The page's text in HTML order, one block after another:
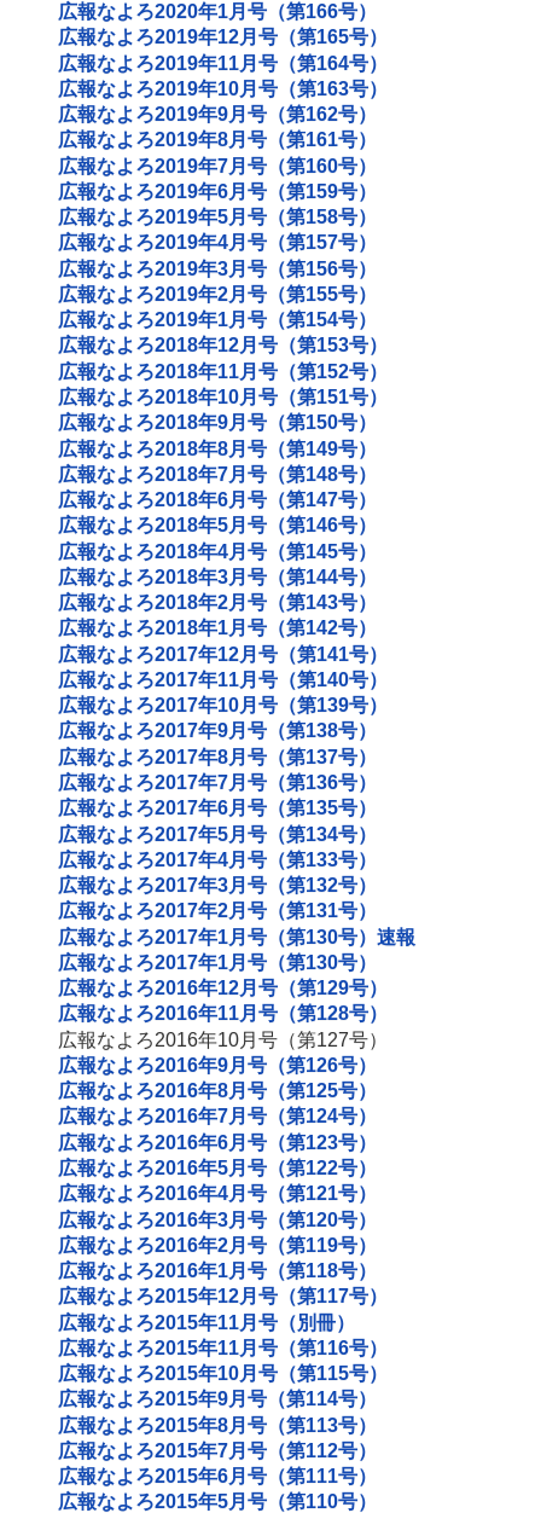
広報なよろ2020年1月号（第166号）
広報なよろ2019年12月号（第165号）
広報なよろ2019年11月号（第164号）
広報なよろ2019年10月号（第163号）
広報なよろ2019年9月号（第162号）
広報なよろ2019年8月号（第161号）
広報なよろ2019年7月号（第160号）
広報なよろ2019年6月号（第159号）
広報なよろ2019年5月号（第158号）
広報なよろ2019年4月号（第157号）
広報なよろ2019年3月号（第156号）
広報なよろ2019年2月号（第155号）
広報なよろ2019年1月号（第154号）
広報なよろ2018年12月号（第153号）
広報なよろ2018年11月号（第152号）
広報なよろ2018年10月号（第151号）
広報なよろ2018年9月号（第150号）
広報なよろ2018年8月号（第149号）
広報なよろ2018年7月号（第148号）
広報なよろ2018年6月号（第147号）
広報なよろ2018年5月号（第146号）
広報なよろ2018年4月号（第145号）
広報なよろ2018年3月号（第144号）
広報なよろ2018年2月号（第143号）
広報なよろ2018年1月号（第142号）
広報なよろ2017年12月号（第141号）
広報なよろ2017年11月号（第140号）
広報なよろ2017年10月号（第139号）
広報なよろ2017年9月号（第138号）
広報なよろ2017年8月号（第137号）
広報なよろ2017年7月号（第136号）
広報なよろ2017年6月号（第135号）
広報なよろ2017年5月号（第134号）
広報なよろ2017年4月号（第133号）
広報なよろ2017年3月号（第132号）
広報なよろ2017年2月号（第131号）
広報なよろ2017年1月号（第130号）速報
広報なよろ2017年1月号（第130号）
広報なよろ2016年12月号（第129号）
広報なよろ2016年11月号（第128号）
広報なよろ2016年10月号（第127号）
広報なよろ2016年9月号（第126号）
広報なよろ2016年8月号（第125号）
広報なよろ2016年7月号（第124号）
広報なよろ2016年6月号（第123号）
広報なよろ2016年5月号（第122号）
広報なよろ2016年4月号（第121号）
広報なよろ2016年3月号（第120号）
広報なよろ2016年2月号（第119号）
広報なよろ2016年1月号（第118号）
広報なよろ2015年12月号（第117号）
広報なよろ2015年11月号（別冊）
広報なよろ2015年11月号（第116号）
広報なよろ2015年10月号（第115号）
広報なよろ2015年9月号（第114号）
広報なよろ2015年8月号（第113号）
広報なよろ2015年7月号（第112号）
広報なよろ2015年6月号（第111号）
広報なよろ2015年5月号（第110号）